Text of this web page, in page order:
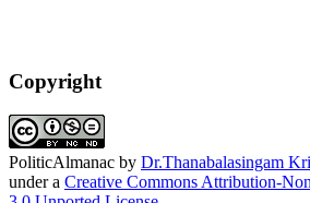
Copyright
PoliticAlmanac by Dr.Thanabalasingam
under a Creative Commons Attribution-